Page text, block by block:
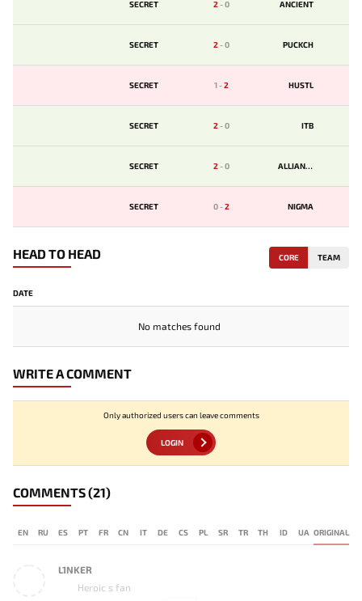
SECRET 2-0 ANCIENT
SECRET 2-0 PUCKCH
SECRET 1-2 HUSTL
SECRET 2-0 ITB
SECRET 2-0 ALLIANCE
SECRET 0-2 NIGMA
HEAD TO HEAD CORE TEAM
DATE
No matches found
WRITE A COMMENT
Only authorized users can leave comments
LOGIN
COMMENTS(21)
EN RU ES PT FR CN IT DE CS PL SR TR TH ID UA ORIGINAL
L1NKER
Heroic s fan